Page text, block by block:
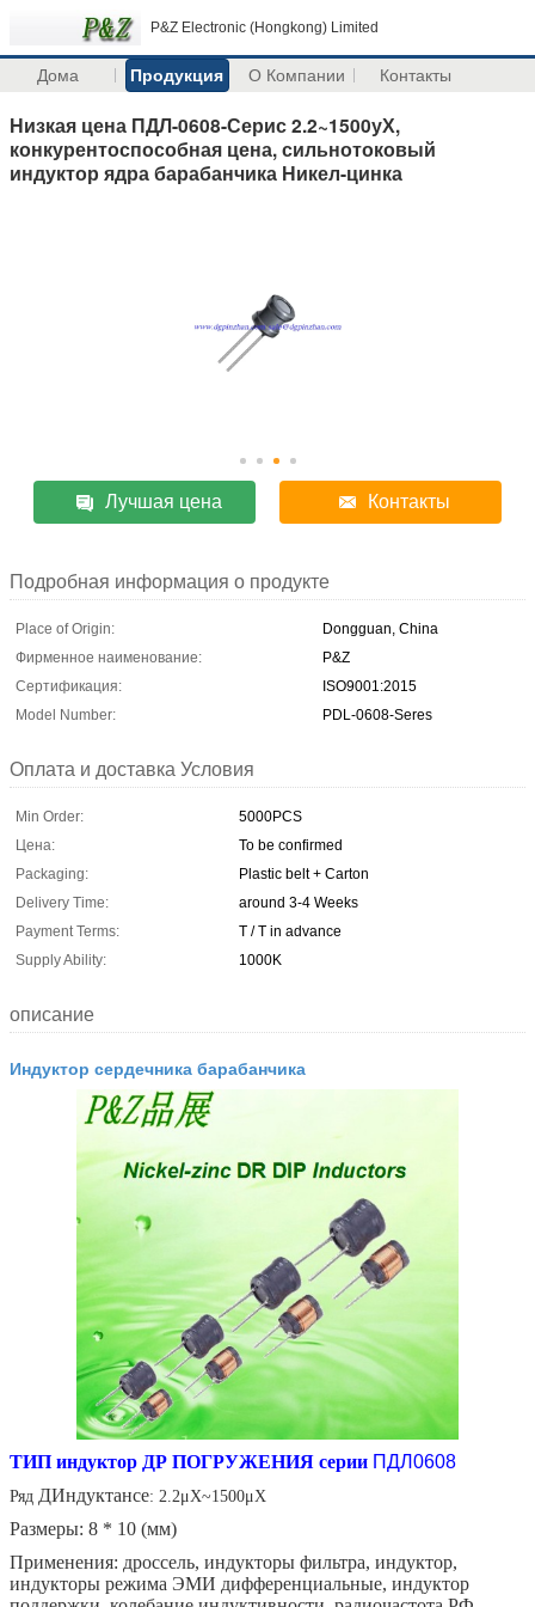
P&Z Electronic (Hongkong) Limited
Дома Продукция О Компании Контакты
Низкая цена ПДЛ-0608-Серис 2.2~1500уХ,
конкурентоспособная цена, сильнотоковый
индуктор ядра барабанчика Никел-цинка
Лучшая цена Контакты
Подробная информация о продукте
Place of Origin:
Dongguan, China
Фирменное наименование:
P&Z
Сертификация:
ISO9001:2015
Model Number:
PDL-0608-Seres
Оплата и доставка Условия
Min Order:
5000PCS
Цена:
To be confirmed
Packaging:
Plastic belt + Carton
Delivery Time:
around 3-4 Weeks
Payment Terms:
T / T in advance
Supply Ability:
1000K
описание
Индуктор сердечника барабанчика
ТИП индуктор ДР ПОГРУЖЕНИЯ серии ПДЛ0608
Ряд ДИндуктансе: 2.2μХ~1500μХ
Размеры: 8 * 10 (мм)
Применения: дроссель, индукторы фильтра, индуктор,
индукторы режима ЭМИ дифференциальные, индуктор